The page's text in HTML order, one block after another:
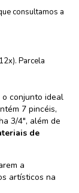
consultamos a
Parcela
o conjunto ideal
7 pincéis,
3/4", além de
de
a
artísticos na